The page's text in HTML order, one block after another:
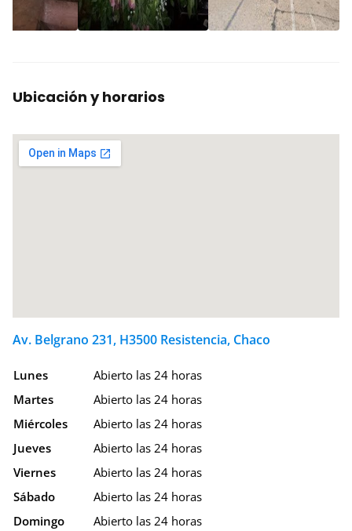
Ubicación y horarios
Av. Belgrano 231, H3500 Resistencia, Chaco
Lunes
Abierto las 24 horas
Martes
Abierto las 24 horas
Miércoles
Abierto las 24 horas
Jueves
Abierto las 24 horas
Viernes
Abierto las 24 horas
Sábado
Abierto las 24 horas
Domingo
Abierto las 24 horas